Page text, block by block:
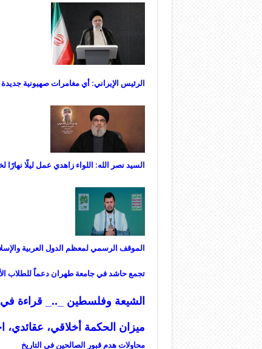
الرئيس الإيراني: أي مغامرات صهيونية
السيد نصر الله: اللواء زاهدي عمل ليلًا
الموقف الرسمي لمعظم الدول العربية
تجمع حاشد في جامعة طهران دعماً للطلاب
الشيعة وفلسطين _.._ قراءة
ميزان الحكمة أخلاقي،
محاولات هدم قبور الصالحين في التاريخ